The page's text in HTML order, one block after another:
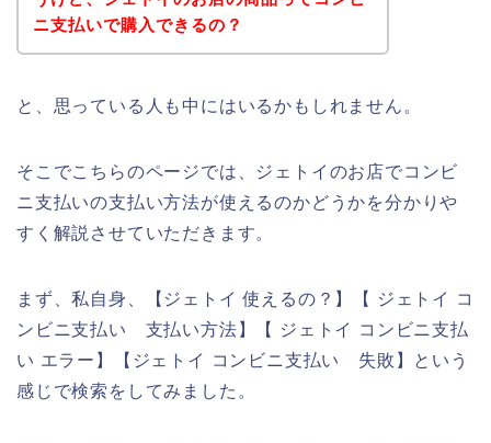
ニ支払いで購入できるの？
と、思っている人も中にはいるかもしれません。
そこでこちらのページでは、ジェトイのお店でコンビ
ニ支払いの支払い方法が使えるのかどうかを分かりや
すく解説させていただきます。
まず、私自身、【ジェトイ 使えるの？】【 ジェトイ コ
ンビニ支払い 支払い方法】【 ジェトイ コンビニ支払
い エラー】【ジェトイ コンビニ支払い 失敗】という
感じで検索をしてみました。